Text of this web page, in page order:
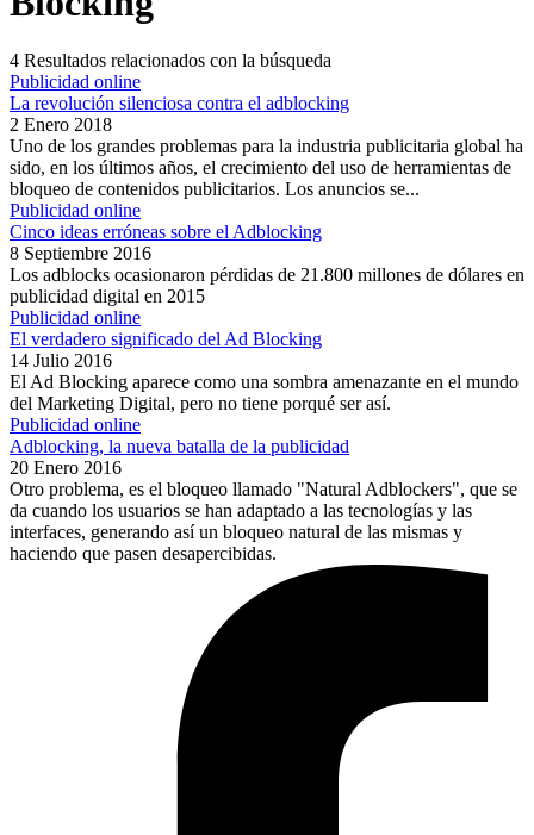
4 Resultados relacionados con la búsqueda
Publicidad online
La revolución silenciosa contra el adblocking
2 Enero 2018
Uno de los grandes problemas para la industria publicitaria global ha
sido, en los últimos años, el crecimiento del uso de herramientas de
bloqueo de contenidos publicitarios. Los anuncios se...
Publicidad online
Cinco ideas erróneas sobre el Adblocking
8 Septiembre 2016
Los adblocks ocasionaron pérdidas de 21.800 millones de dólares en
publicidad digital en 2015
Publicidad online
El verdadero significado del Ad Blocking
14 Julio 2016
El Ad Blocking aparece como una sombra amenazante en el mundo
del Marketing Digital, pero no tiene porqué ser así.
Publicidad online
Adblocking, la nueva batalla de la publicidad
20 Enero 2016
Otro problema, es el bloqueo llamado "Natural Adblockers", que se
da cuando los usuarios se han adaptado a las tecnologías y las
interfaces, generando así un bloqueo natural de las mismas y
haciendo que pasen desapercibidas.